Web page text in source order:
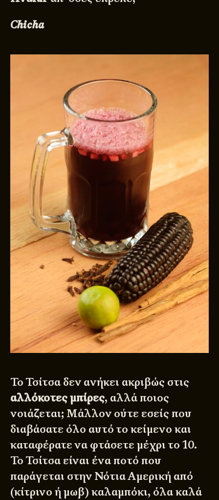
Chicha
Το Τσίτσα δεν ανήκει ακριβώς στις
αλλόκοτες μπίρες, αλλά ποιος
νοιάζεται; Μάλλον ούτε εσείς που
διαβάσατε όλο αυτό το κείμενο και
καταφέρατε να φτάσετε μέχρι το 10.
Το Τσίτσα είναι ένα ποτό που
παράγεται στην Νότια Αμερική από
(κίτρινο ή μωβ) καλαμπόκι, όλα καλά